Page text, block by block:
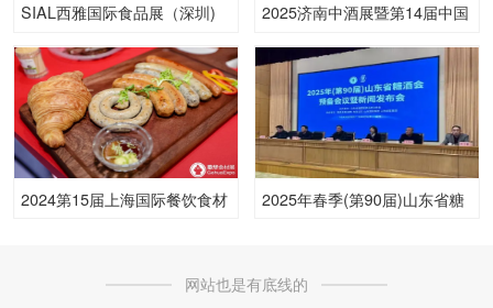
SIAL西雅国际食品展（深圳)
2025济南中酒展暨第14届中国
2024第15届上海国际餐饮食材
2025年春季(第90届)山东省糖
网站也是有底线的